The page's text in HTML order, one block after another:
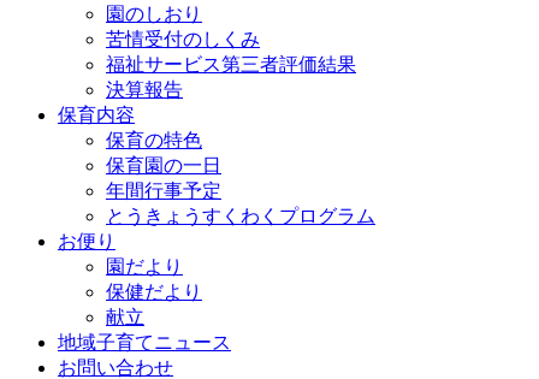
園のしおり
苦情受付のしくみ
福祉サービス第三者評価結果
決算報告
保育内容
保育の特色
保育園の一日
年間行事予定
とうきょうすくわくプログラム
お便り
園だより
保健だより
献立
地域子育てニュース
お問い合わせ